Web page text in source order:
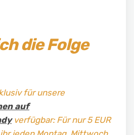
die Folge
für unsere
auf
verfügbar: Für nur 5 EUR